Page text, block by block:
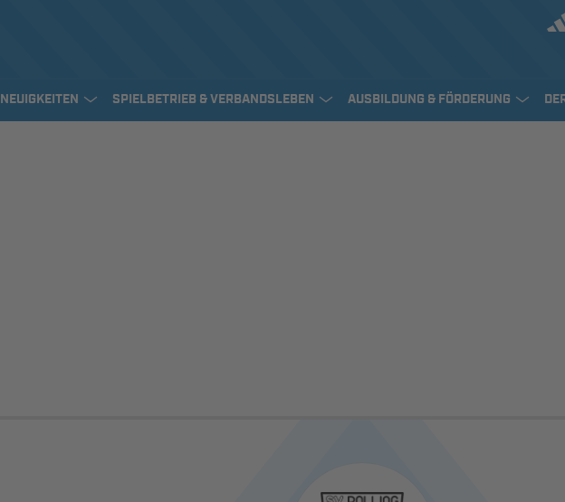
NEUIGKEITEN SPIELBETRIEB & VERBANDSLEBEN AUSBILDUNG & FÖRDERUNG